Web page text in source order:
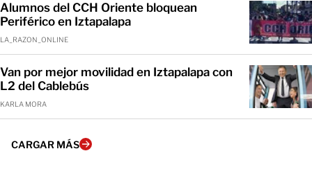
Alumnos del CCH Oriente bloquean
Periférico en Iztapalapa
LA_RAZON_ONLINE
Van por mejor movilidad en Iztapalapa con
L2 del Cablebús
KARLA MORA
CARGAR MÁS